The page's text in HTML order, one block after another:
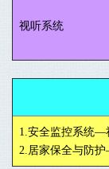
视听系统
1.安全监控系统—
2.居家保全与防